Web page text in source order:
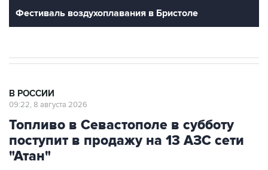
Фестиваль воздухоплавания в Бристоле
В РОССИИ
09:22, 8 августа 2026
Топливо в Севастополе в субботу
поступит в продажу на 13 АЗС сети
"Атан"